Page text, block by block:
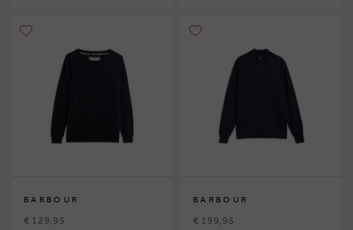
BARBOUR
€ 129,95
BARBOUR
€ 199,95